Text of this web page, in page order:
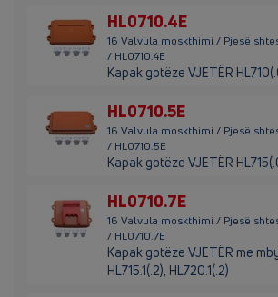
HL0710.4E
16 Valvula moskthimi / Pjesë
/ HL0710.4E
Kapak gotëze VJETËR
HL0710.5E
16 Valvula moskthimi / Pjesë
/ HL0710.5E
Kapak gotëze VJETËR
HL0710.7E
16 Valvula moskthimi / Pjesë
/ HL0710.7E
Kapak gotëze VJETËR me
HL715.1(.2), HL720.1(.2)